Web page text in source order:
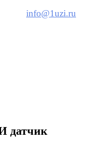
info@1uzi.ru
датчик